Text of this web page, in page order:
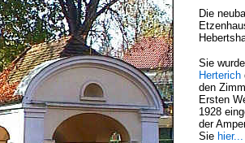
Die
Sie
Herterich
den
Ersten
1928
der
Sie hier...